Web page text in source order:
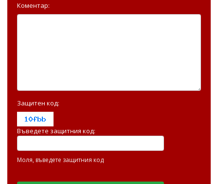
Коментар:
Защитен код:
Въведете защитния код:
Моля, въведете защитния код